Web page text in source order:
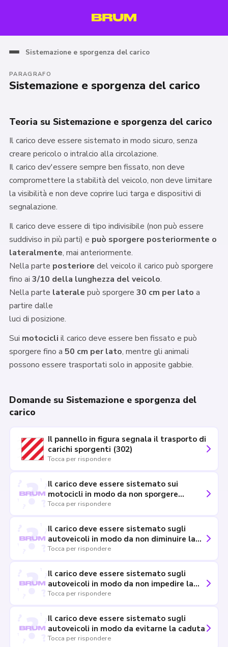
Sistemazione e sporgenza del carico
PARAGRAFO
Sistemazione e sporgenza del carico
Teoria su Sistemazione e sporgenza del carico
Il carico deve essere sistemato in modo sicuro, senza
creare pericolo o intralcio alla circolazione.
Il carico dev'essere sempre ben fissato, non deve
compromettere la stabilità del veicolo, non deve limitare
la visibilità e non deve coprire luci targa e dispositivi di
segnalazione.
Il carico deve essere di tipo indivisibile (non può essere
suddiviso in più parti) e può sporgere posteriormente o
lateralmente, mai anteriormente.
Nella parte posteriore del veicolo il carico può sporgere
fino ai 3/10 della lunghezza del veicolo.
Nella parte laterale può sporgere 30 cm per lato a
partire dalle
luci di posizione.
Sui motocicli il carico deve essere ben fissato e può
sporgere fino a 50 cm per lato, mentre gli animali
possono essere trasportati solo in apposite gabbie.
Domande su Sistemazione e sporgenza del
carico
Il pannello in figura segnala il trasporto di
carichi sporgenti (302)
Tocca per rispondere
Il carico deve essere sistemato sui
motocicli in modo da non sporgere
lateralmente di oltre 50 cm
Tocca per rispondere
Il carico deve essere sistemato sugli
autoveicoli in modo da non diminuire la
visibilità del conducente
Tocca per rispondere
Il carico deve essere sistemato sugli
autoveicoli in modo da non impedire la
libertà di movimenti nella guida
Tocca per rispondere
Il carico deve essere sistemato sugli
autoveicoli in modo da evitarne la caduta
Tocca per rispondere